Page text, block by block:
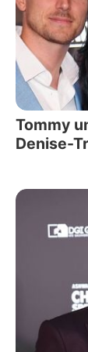
Tommy
Denise-